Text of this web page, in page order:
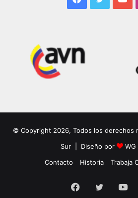
© Copyright 2026, Todos los derechos
Sur | Diseño por
WG
Contacto
Historia Trabaja
Facebook
Twitter